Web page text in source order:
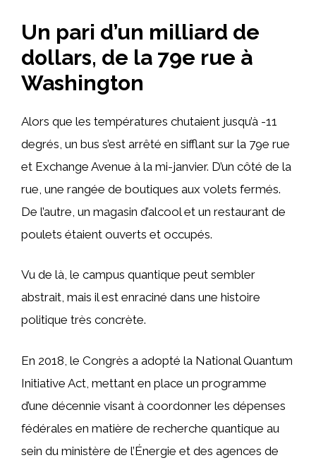
Un pari d’un milliard de
dollars, de la 79e rue à
Washington
Alors que les températures chutaient jusqu’à -11
degrés, un bus s’est arrêté en sifflant sur la 79e rue
et Exchange Avenue à la mi-janvier. D’un côté de la
rue, une rangée de boutiques aux volets fermés.
De l’autre, un magasin d’alcool et un restaurant de
poulets étaient ouverts et occupés.
Vu de là, le campus quantique peut sembler
abstrait, mais il est enraciné dans une histoire
politique très concrète.
En 2018, le Congrès a adopté la National Quantum
Initiative Act, mettant en place un programme
d’une décennie visant à coordonner les dépenses
fédérales en matière de recherche quantique au
sein du ministère de l’Énergie et des agences de